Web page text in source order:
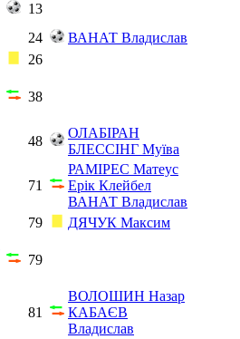
13
24
ВАНАТ Владислав
26
38
48
ОЛАБІРАН
БЛЕССІНГ Муїва
71
РАМІРЕС Матеус
Ерік Клейбел
ВАНАТ Владислав
79
ДЯЧУК Максим
79
81
ВОЛОШИН Назар
КАБАЄВ
Владислав